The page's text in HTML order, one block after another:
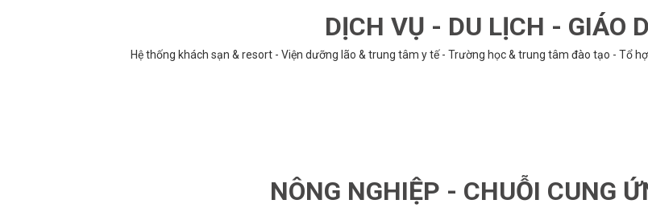
DỊCH VỤ - DU LỊCH - GIÁO
Hệ thống khách sạn & resort - Viện dưỡng lão & trung tâm y tế - Trường học & trung tâm đào tạo - Tổ
NÔNG NGHIỆP - CHUỖI CUNG